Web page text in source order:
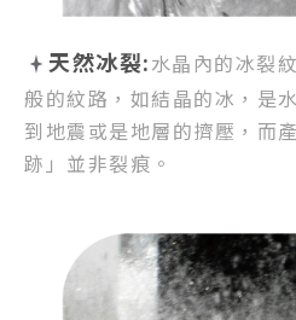
天然冰裂:水晶內的冰裂紋
般的紋路， 如結晶的冰，是
到地震或是地層的擠壓， 而
跡」並非裂痕。